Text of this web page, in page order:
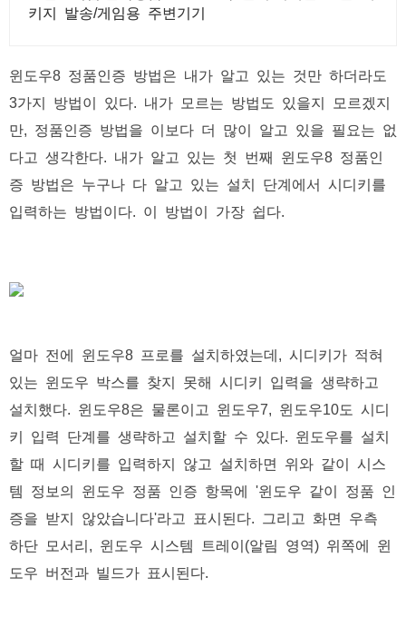
키지 발송/게임용 주변기기
윈도우8 정품인증 방법은 내가 알고 있는 것만 하더라도
3가지 방법이 있다. 내가 모르는 방법도 있을지 모르겠지
만, 정품인증 방법을 이보다 더 많이 알고 있을 필요는 없
다고 생각한다. 내가 알고 있는 첫 번째 윈도우8 정품인
증 방법은 누구나 다 알고 있는 설치 단계에서 시디키를
입력하는 방법이다. 이 방법이 가장 쉽다.
얼마 전에 윈도우8 프로를 설치하였는데, 시디키가 적혀
있는 윈도우 박스를 찾지 못해 시디키 입력을 생략하고
설치했다. 윈도우8은 물론이고 윈도우7, 윈도우10도 시디
키 입력 단계를 생략하고 설치할 수 있다. 윈도우를 설치
할 때 시디키를 입력하지 않고 설치하면 위와 같이 시스
템 정보의 윈도우 정품 인증 항목에 '윈도우 같이 정품 인
증을 받지 않았습니다'라고 표시된다. 그리고 화면 우측
하단 모서리, 윈도우 시스템 트레이(알림 영역) 위쪽에 윈
도우 버전과 빌드가 표시된다.